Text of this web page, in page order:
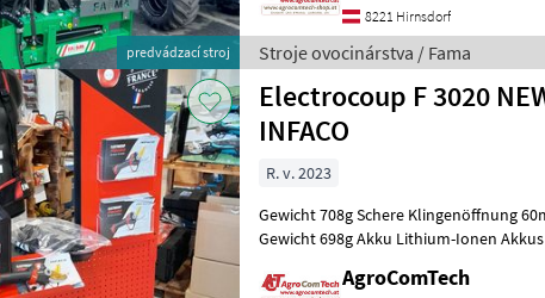
predvádzací stroj
8221 Hirnsdorf
Stroje ovocinárstva / Fama
Electrocoup F 3020
INFACO
R. v. 2023
Gewicht 708g Schere Klingenöffnung
Gewicht 698g Akku Lithium-Ionen
AgroComTech